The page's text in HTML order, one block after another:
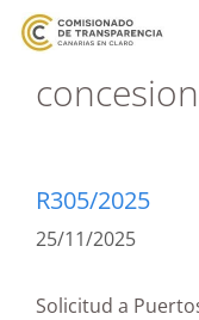
R305/2025
25/11/2025
Solicitud a